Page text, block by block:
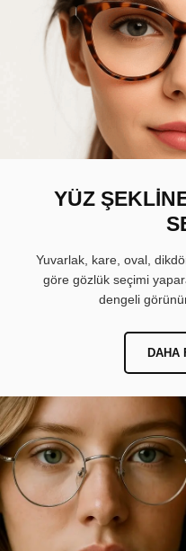
YÜZ
Yuvarlak, kare, oval,
göre gözlük seçimi
dengeli
DAHA